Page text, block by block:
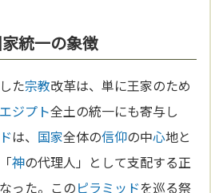
統一の象徴
た宗教改革は、単に王家のため
エジプト全土の統一にも寄与し
は、 国家全体の信仰の中心地と
神の代理人」として支配する正
った。このピラミッドを巡る祭